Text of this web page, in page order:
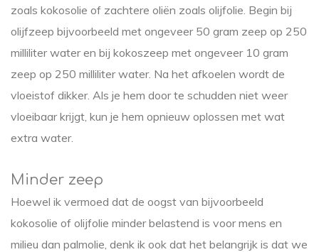
zoals kokosolie of zachtere oliën zoals olijfolie. Begin bij
olijfzeep bijvoorbeeld met ongeveer 50 gram zeep op 250
milliliter water en bij kokoszeep met ongeveer 10 gram
zeep op 250 milliliter water. Na het afkoelen wordt de
vloeistof dikker. Als je hem door te schudden niet weer
vloeibaar krijgt, kun je hem opnieuw oplossen met wat
extra water.
Minder zeep
Hoewel ik vermoed dat de oogst van bijvoorbeeld
kokosolie of olijfolie minder belastend is voor mens en
milieu dan palmolie, denk ik ook dat het belangrijk is dat we